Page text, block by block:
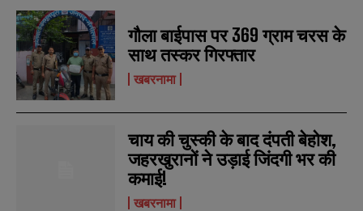
m
e
*
E
m
a
i
l
*
N
u
SUBMIT
m
e
*
E
m
a
i
l
*
N
u
SUBMIT
गौला बाईपास पर 369 ग्राम चरस के
साथ तस्कर गिरफ्तार
खबरनामा
चाय की चुस्की के बाद दंपती बेहोश,
जहरखुरानों ने उड़ाई जिंदगी भर की
कमाई!
खबरनामा